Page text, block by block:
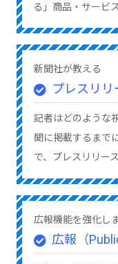
る」商品・サービ
新聞社が教える
プレスリリ
記者はどのような
聞に掲載するまで
で、プレスリリー
広報機能を強化し
広報（